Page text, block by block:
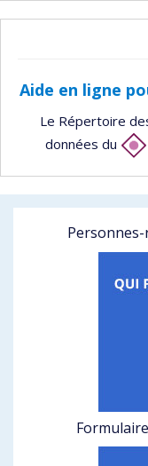
Aide en ligne
Le Répertoire
données du